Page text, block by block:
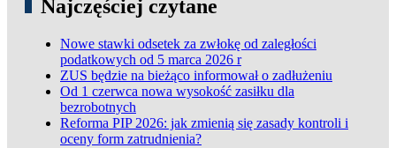
Najczęściej czytane
Nowe stawki odsetek za zwłokę od zaległości
podatkowych od 5 marca 2026 r
ZUS będzie na bieżąco informował o zadłużeniu
Od 1 czerwca nowa wysokość zasiłku dla
bezrobotnych
Reforma PIP 2026: jak zmienią się zasady kontroli i
oceny form zatrudnienia?